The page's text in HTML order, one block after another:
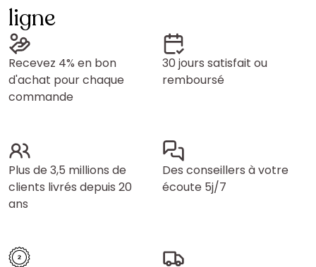
ligne
Recevez 4% en bon
d'achat pour chaque
commande
30 jours satisfait ou
remboursé
Plus de 3,5 millions de
clients livrés depuis 20
ans
Des conseillers à votre
écoute 5j/7